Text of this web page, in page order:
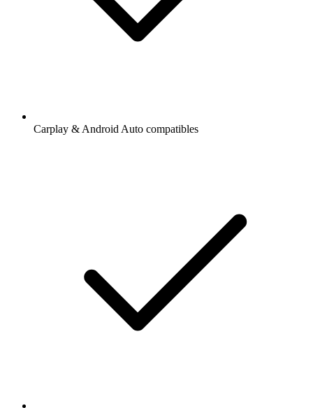
Carplay & Android Auto compatibles